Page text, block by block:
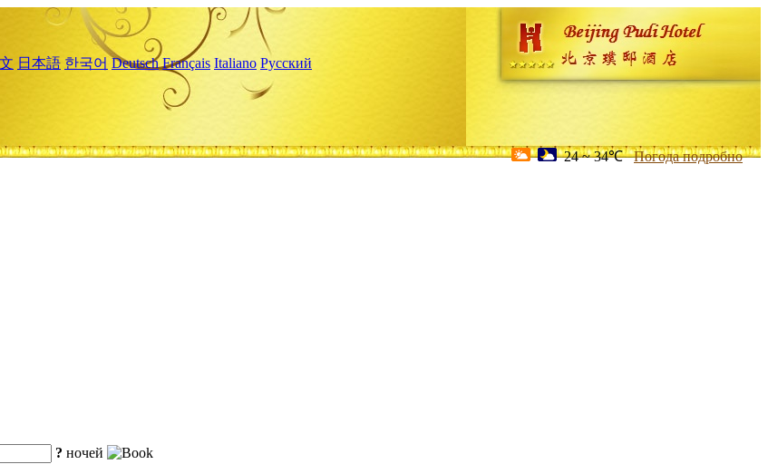
日本語 한국어 Deutsch Français Italiano Русский
24 ~ 34℃ Погода подробно
? ночей